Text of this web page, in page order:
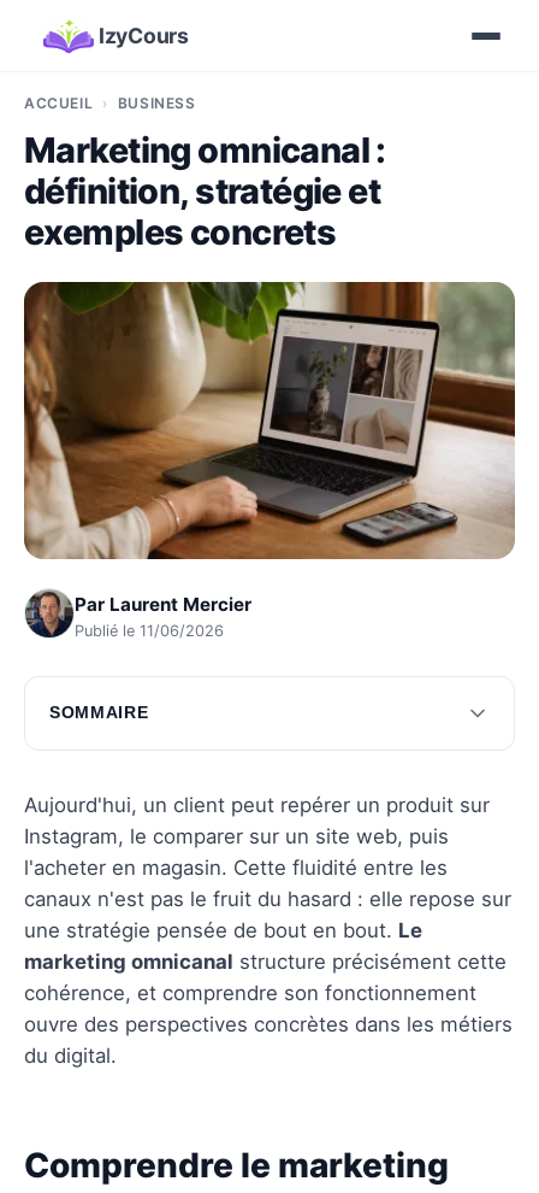
IzyCours
ACCUEIL BUSINESS
Marketing omnicanal :
définition, stratégie et
exemples concrets
Par Laurent Mercier
Publié le 11/06/2026
SOMMAIRE
Comprendre le marketing omnicanal
Stratégies clés du marketing omnicanal
Exemples concrets de marketing omnicanal
Avantages du marketing omnicanal
Défis du marketing omnicanal
Questions fréquentes
Aujourd'hui, un client peut repérer un produit sur
Instagram, le comparer sur un site web, puis
l'acheter en magasin. Cette fluidité entre les
canaux n'est pas le fruit du hasard : elle repose sur
une stratégie pensée de bout en bout. Le
marketing omnicanal structure précisément cette
cohérence, et comprendre son fonctionnement
ouvre des perspectives concrètes dans les métiers
du digital.
Comprendre le marketing